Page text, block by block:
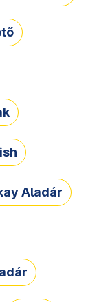
Aladár